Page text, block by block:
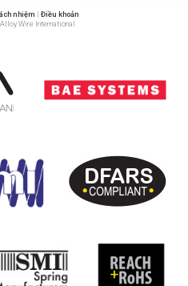
nhiệm | Điều khoản
Wire International